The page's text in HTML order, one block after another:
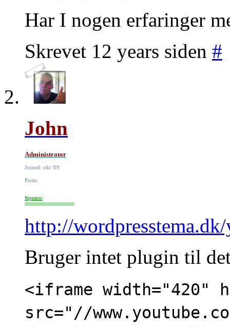
Har I nogen erfaringer
Skrevet 12 years siden #
John
Administrator
Joined: okt '09
Posts:
Reputation:
http://
Bruger intet plugin til
<iframe width="420"
src="//